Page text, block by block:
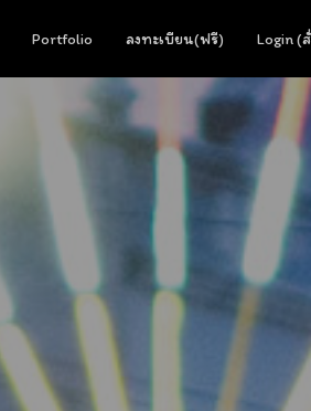
Portfolio ลงทะเบียน(ฟรี) Login (